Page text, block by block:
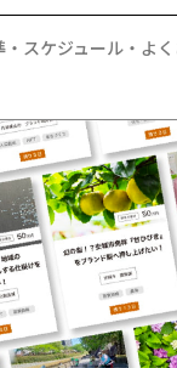
・スケジュール・よ